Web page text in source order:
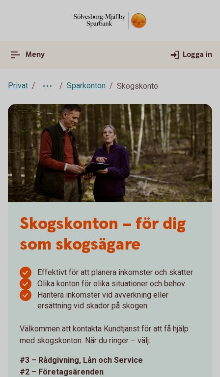
Meny Logga in
Privat Sparkonton Skogskonto
Skogskonton – för dig
som skogsägare
Effektivt för att planera inkomster och skatter
Olika konton för olika situationer och behov
Hantera inkomster vid avverkning eller
ersättning vid skador på skogen
Välkommen att kontakta Kundtjänst för att få hjälp
med skogskonton. När du ringer – välj:
#3 – Rådgivning, Lån och Service
#2 – Företagsärenden